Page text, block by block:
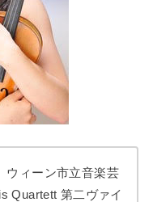
ウィーン市立音楽芸
Quartett 第二ヴァイ